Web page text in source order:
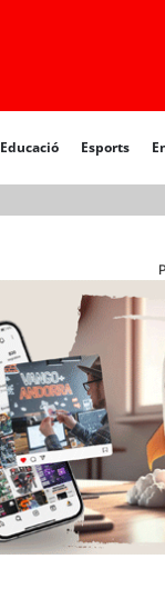
Educació Esports